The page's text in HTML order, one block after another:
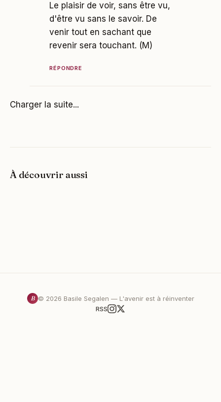
Le plaisir de voir, sans être vu,
d'être vu sans le savoir. De
venir tout en sachant que
revenir sera touchant. (M)
RÉPONDRE
Charger la suite...
À découvrir aussi
B © 2026 Basile Segalen — L'avenir est à réinventer
RSS